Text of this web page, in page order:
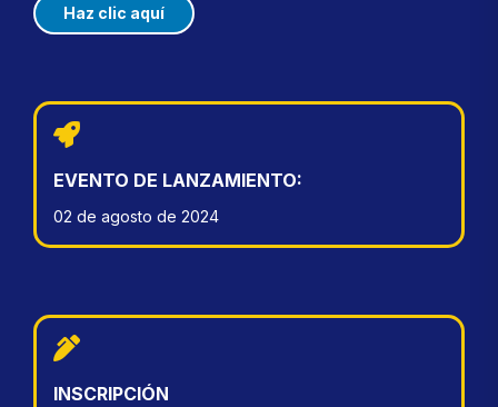
Haz clic aquí
EVENTO DE LANZAMIENTO:
02 de agosto de 2024
INSCRIPCIÓN